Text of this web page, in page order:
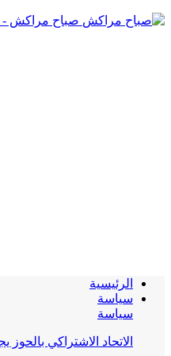
صباح مراكش -
الرئيسية
سياسة
سياسة
الاتحاد الاشتراكي بالحوز